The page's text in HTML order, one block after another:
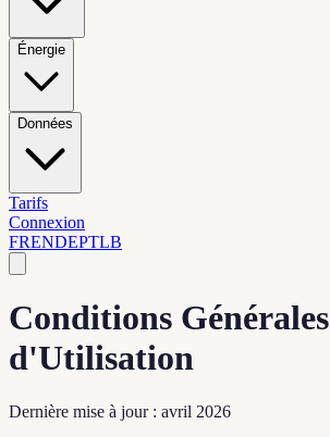
Énergie
Données
Tarifs
Connexion
FRENDEPTLB
Conditions Générales
d'Utilisation
Dernière mise à jour : avril 2026